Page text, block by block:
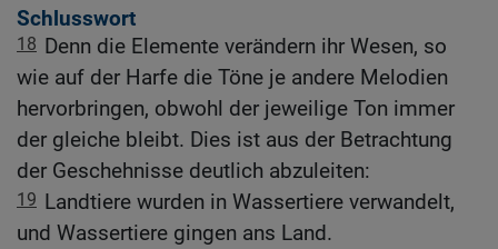
Schlusswort
18 Denn die Elemente verändern ihr Wesen, so
wie auf der Harfe die Töne je andere Melodien
hervorbringen, obwohl der jeweilige Ton immer
der gleiche bleibt. Dies ist aus der Betrachtung
der Geschehnisse deutlich abzuleiten:
19 Landtiere wurden in Wassertiere verwandelt,
und Wassertiere gingen ans Land.